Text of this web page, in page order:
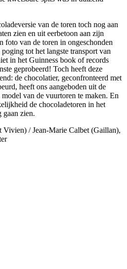
van de toren toch nog aan
zien en uit eerbetoon aan zijn
foto van de toren in ongeschonden
tot het langste transport van
in het Guinness book of records
geprobeerd! Toch heeft deze
de chocolatier, geconfronteerd met
heeft ons aangeboden uit de
van de vuurtoren te maken. En
de chocoladetoren in het
gaan zien.
Vivien) / Jean-Marie Calbet (Gaillan),